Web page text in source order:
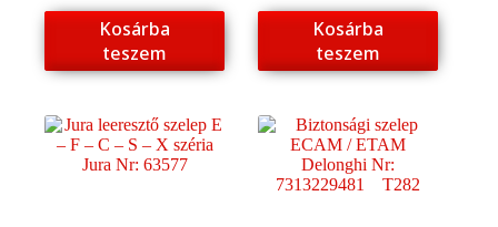
Kosárba
teszem
Kosárba
teszem